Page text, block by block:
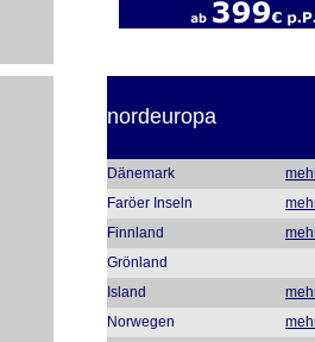
nordeuropa
Dänemark
Faröer Inseln
Finnland
Grönland
Island
Norwegen